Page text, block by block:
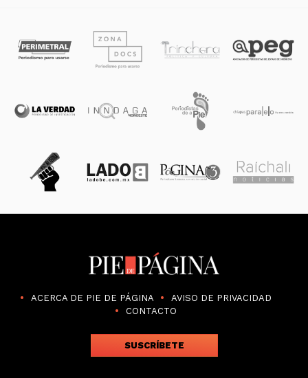
ACERCA DE PIE DE PÁGINA
AVISO DE PRIVACIDAD
CONTACTO
SUSCRÍBETE